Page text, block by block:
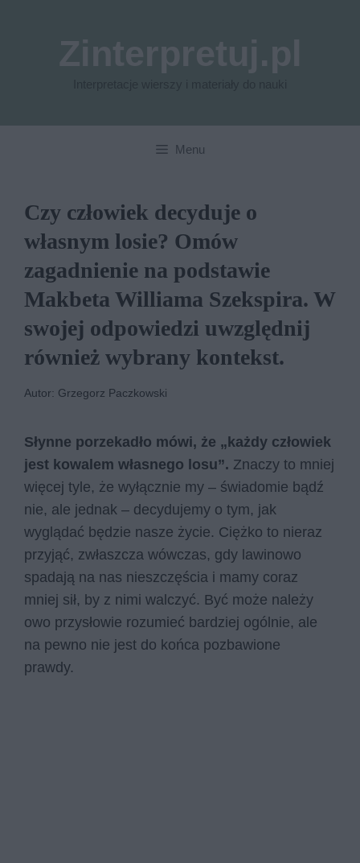
Menu
Czy człowiek decyduje o
własnym losie? Omów
zagadnienie na podstawie
Makbeta Williama Szekspira. W
swojej odpowiedzi uwzględnij
również wybrany kontekst.
Autor: Grzegorz Paczkowski
Słynne porzekadło mówi, że „każdy człowiek
jest kowalem własnego losu”. Znaczy to mniej
więcej tyle, że wyłącznie my – świadomie bądź
nie, ale jednak – decydujemy o tym, jak
wyglądać będzie nasze życie. Ciężko to nieraz
przyjąć, zwłaszcza wówczas, gdy lawinowo
spadają na nas nieszczęścia i mamy coraz
mniej sił, by z nimi walczyć. Być może należy
owo przysłowie rozumieć bardziej ogólnie, ale
na pewno nie jest do końca pozbawione
prawdy.